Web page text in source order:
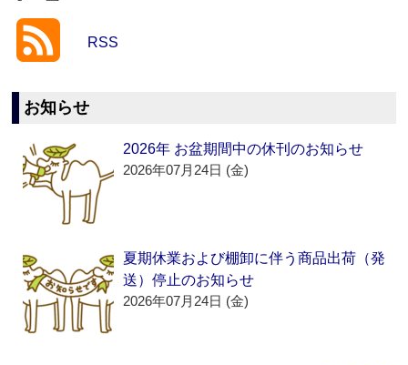
RSS
お知らせ
2026年 お盆期間中の休刊のお知らせ
2026年07月24日 (金)
夏期休業および棚卸に伴う商品出荷（発
送）停止のお知らせ
2026年07月24日 (金)